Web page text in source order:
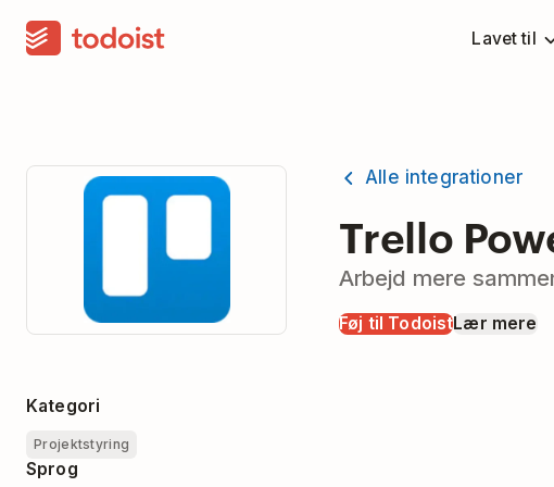
Lavet til
Alle integrationer
Trello
Arbejd mere
Føj til TodoistLær mere
Kategori
Projektstyring
Sprog